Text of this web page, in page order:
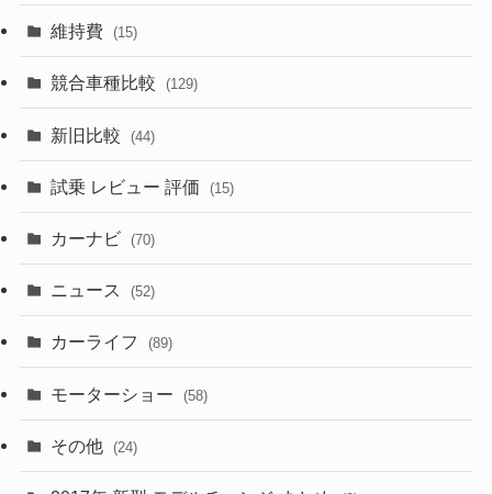
(357)
(328)
(253)
(85)
(84)
(50)
(43)
(6)
(9)
(58)
(28)
(27)
(26)
(3)
(3) (5)
(7)
維持費 (15)
競合車種比較 (129)
新旧比較 (44)
試乗 レビュー 評価 (15)
カーナビ (70)
ニュース (52)
カーライフ (89)
モーターショー (58)
その他 (24)